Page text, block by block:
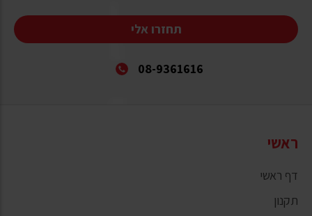
תחזרו אלי
08-9361616
ראשי
דף ראשי
תקנון